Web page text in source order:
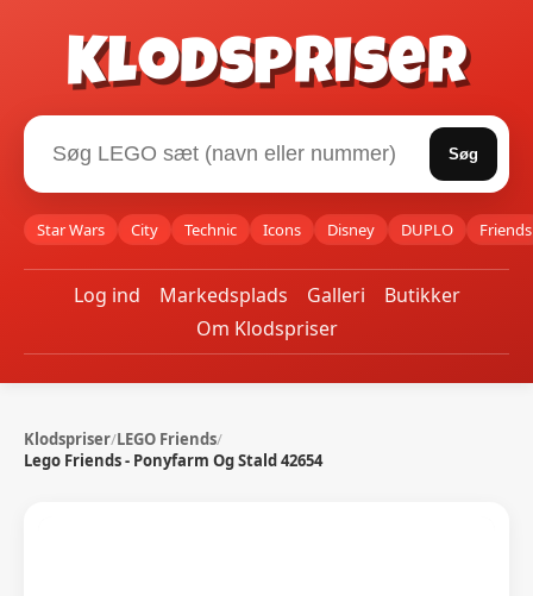
Klodspriser
Søg
Star Wars City Technic Icons Disney DUPLO Friends
Log ind Markedsplads Galleri
Butikker
Om Klodspriser
Klodspriser/LEGO Friends/
Lego Friends - Ponyfarm Og Stald 42654